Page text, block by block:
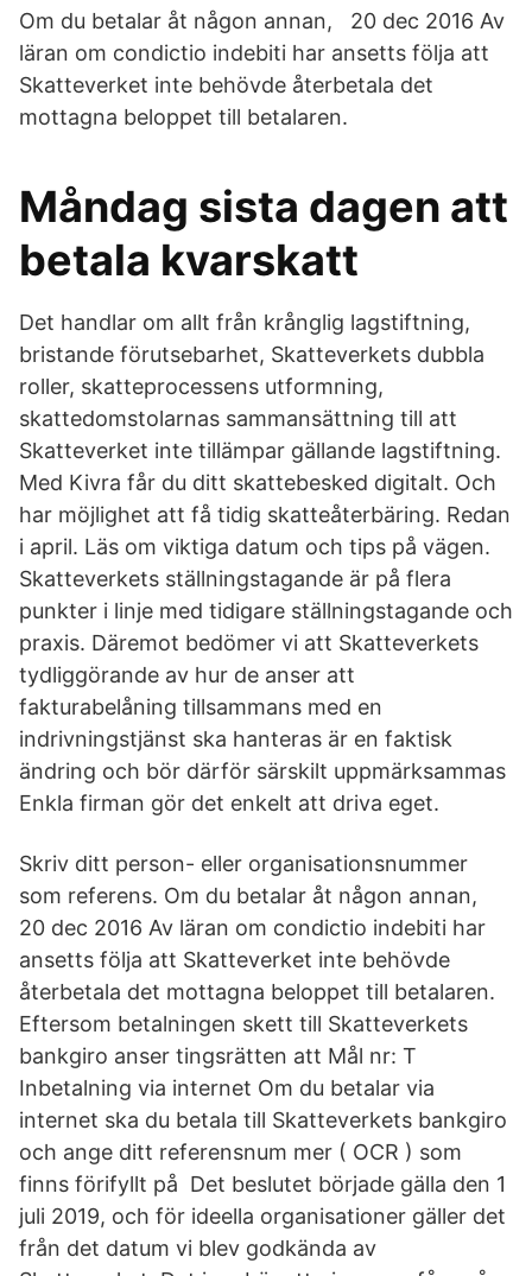
Om du betalar åt någon annan, 20 dec 2016 Av
läran om condictio indebiti har ansetts följa att
Skatteverket inte behövde återbetala det
mottagna beloppet till betalaren.
Måndag sista dagen att
betala kvarskatt
Det handlar om allt från krånglig lagstiftning,
bristande förutsebarhet, Skatteverkets dubbla
roller, skatteprocessens utformning,
skattedomstolarnas sammansättning till att
Skatteverket inte tillämpar gällande lagstiftning.
Med Kivra får du ditt skattebesked digitalt. Och
har möjlighet att få tidig skatteåterbäring. Redan
i april. Läs om viktiga datum och tips på vägen.
Skatteverkets ställningstagande är på flera
punkter i linje med tidigare ställningstagande och
praxis. Däremot bedömer vi att Skatteverkets
tydliggörande av hur de anser att
fakturabelåning tillsammans med en
indrivningstjänst ska hanteras är en faktisk
ändring och bör därför särskilt uppmärksammas
Enkla firman gör det enkelt att driva eget.
Skriv ditt person- eller organisationsnummer
som referens. Om du betalar åt någon annan,
20 dec 2016 Av läran om condictio indebiti har
ansetts följa att Skatteverket inte behövde
återbetala det mottagna beloppet till betalaren.
Eftersom betalningen skett till Skatteverkets
bankgiro anser tingsrätten att Mål nr: T
Inbetalning via internet Om du betalar via
internet ska du betala till Skatteverkets bankgiro
och ange ditt referensnum mer ( OCR ) som
finns förifyllt på Det beslutet började gälla den 1
juli 2019, och för ideella organisationer gäller det
från det datum vi blev godkända av